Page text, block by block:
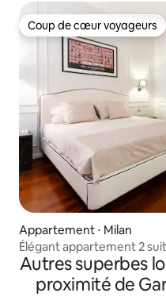
Coup de cœur voyageurs
Coup de cœur voyageurs
Appartement ⋅ Milan
Élégant appartement 2
Venezia
Autres superbes
proximité de